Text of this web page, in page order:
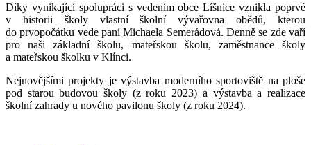
Díky vynikající spolupráci s vedením obce Líšnice vznikla poprvé
v historii školy vlastní školní vývařovna obědů, kterou
do prvopočátku vede paní Michaela Semerádová. Denně se zde vaří
pro naši základní školu, mateřskou školu, zaměstnance školy
a mateřskou školku v Klínci.
Nejnovějšími projekty je výstavba moderního sportoviště na ploše
pod starou budovou školy (z roku 2023) a výstavba a realizace
školní zahrady u nového pavilonu školy (z roku 2024).